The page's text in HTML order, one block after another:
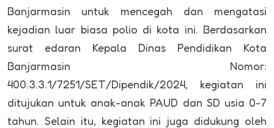
Banjarmasin untuk mencegah dan mengatasi
kejadian luar biasa polio di kota ini. Berdasarkan
surat edaran Kepala Dinas Pendidikan Kota
Banjarmasin Nomor:
400.3.3.1/7251/SET/Dipendik/2024, kegiatan ini
ditujukan untuk anak-anak PAUD dan SD usia 0-7
tahun. Selain itu, kegiatan ini juga didukung oleh